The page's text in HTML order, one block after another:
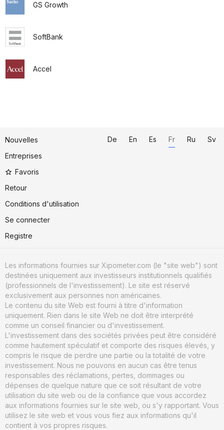
GS Growth
SoftBank
Accel
Nouvelles
Entreprises
Favoris
Retour
Conditions d'utilisation
Se connecter
Registre
De En Es Fr Ru Sv
Les informations fournies sur Xipometer.com (le "site web") sont
destinées uniquement aux investisseurs institutionnels qualifiés
(professionnels de l'investissement). Le site est réservé
exclusivement aux personnes non américaines.
Le contenu du site Web est fourni à titre d'information
uniquement. Rien dans le site Web ne doit être interprété
comme un conseil financier ou d'investissement.
L'investissement dans des sociétés privées peut être considéré
comme hautement spéculatif et comporte des risques élevés, y
compris le risque de perdre une partie ou la totalité de votre
investissement. Nous ne pouvons en aucun cas être tenus
responsables des réclamations, pertes, dommages ou
dépenses de quelque nature que ce soit résultant de votre
utilisation du site web ou de la confiance que vous accordez
aux informations fournies sur le site web, ou s'y rapportant. Vous
utilisez le site web et vous vous fiez aux informations qu'il
contient à vos propres risques.